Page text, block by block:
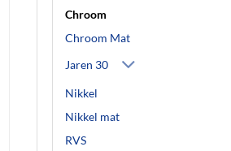
Chroom
Chroom Mat
Jaren 30
Nikkel
Nikkel mat
RVS